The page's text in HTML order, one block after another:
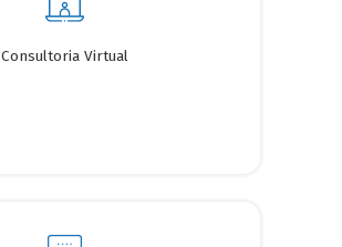
Consultoria Virtual